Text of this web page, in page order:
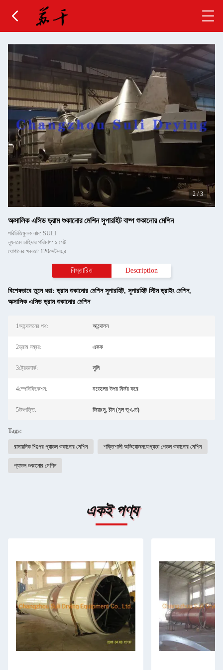
2 /3
অক্সালিক এসিড ড্রাম শুকানোর মেশিন সুপারহিট বাষ্প শুকানোর মেশিন
পরিচিতিমুলক নাম: SULI
ন্যূনতম চাহিদার পরিমাণ: ১ সেট
যোগানের ক্ষমতা: 120সেট/বছর
বিস্তারিত Description
বিশেষভাবে তুলে ধরা:ড্রাম শুকানোর মেশিন সুপারহিট, সুপারহিট স্টিম ড্রাইং মেশিন,
অক্সালিক এসিড ড্রাম শুকানোর মেশিন
1আন্দোলনের পথ: আন্দোলন
2ড্রাম নম্বর: একক
3ট্রেডমার্ক: সুলি
4স্পেসিফিকেশন: মডেলের উপর নির্ভর করে
5উৎপত্তি: জিয়াংসু, চীন (মূল ভূখণ্ড)
Tags:
রাসায়নিক শিল্পের প্যাডল শুকানোর মেশিন শক্তিশালী অভিযোজনযোগ্যতা পেডল শুকানোর মেশিন
প্যাডল শুকানোর মেশিন
একই পণ্য